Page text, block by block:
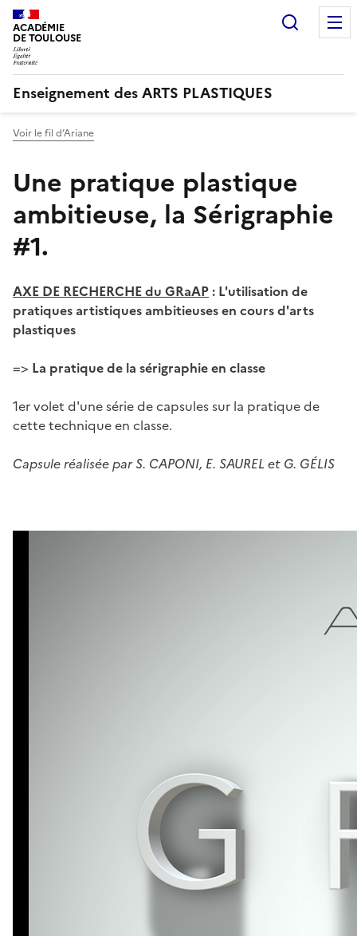
ACADÉMIE
DE TOULOUSE
Enseignement des ARTS PLASTIQUES
Voir le fil d’Ariane
Une pratique plastique
ambitieuse, la Sérigraphie
#1.
AXE DE RECHERCHE du GRaAP: L'utilisation de
pratiques artistiques ambitieuses en cours d'arts
plastiques
=> La pratique de la sérigraphie en classe
1er volet d'une série de capsules sur la pratique de
cette technique en classe.
Capsule réalisée par S. CAPONI, E. SAUREL et G. GÉLIS